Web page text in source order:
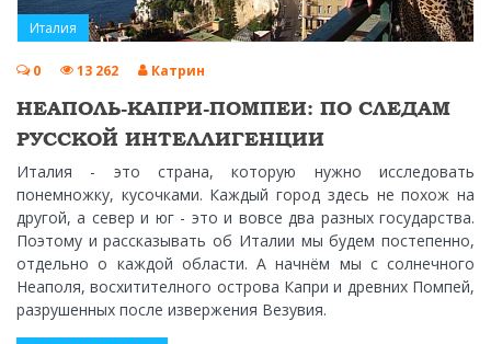
Италия
0 13 262 Катрин
НЕАПОЛЬ-КАПРИ-ПОМПЕИ: ПО СЛЕДАМ
РУССКОЙ ИНТЕЛЛИГЕНЦИИ
Италия - это страна, которую нужно исследовать
понемножку, кусочками. Каждый город здесь не похож на
другой, а север и юг - это и вовсе два разных государства.
Поэтому и рассказывать об Италии мы будем постепенно,
отдельно о каждой области. А начнём мы с солнечного
Неаполя, восхитителного острова Капри и древних Помпей,
разрушенных после извержения Везувия.